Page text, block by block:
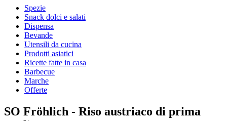
Spezie
Snack dolci e salati
Dispensa
Bevande
Utensili da cucina
Prodotti asiatici
Ricette fatte in casa
Barbecue
Marche
Offerte
SO Fröhlich - Riso austriaco di prima